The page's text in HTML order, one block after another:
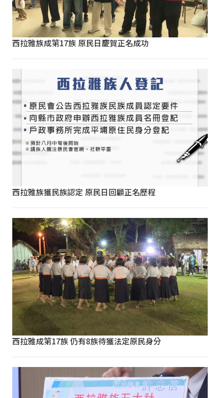
西拉雅族成第17族 原民日慶賀正名成功
西拉雅族獲民族認定 原民日回顧正名歷程
西拉雅成第17族 仍有8族待獲法定原民身分